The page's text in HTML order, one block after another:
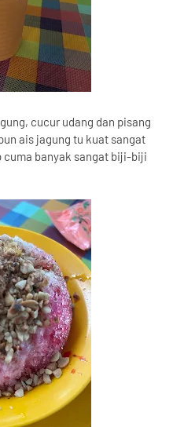
cucur udang dan pisang
ais jagung tu kuat sangat
cuma banyak sangat biji-biji